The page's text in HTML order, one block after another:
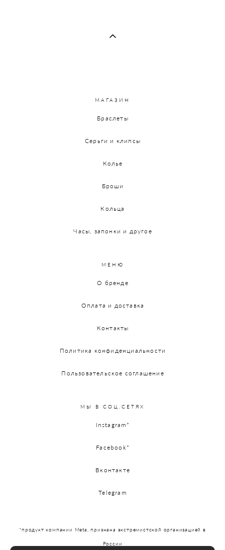
МАГАЗИН
Браслеты
Серьги и клипсы
Колье
Броши
Кольца
Часы, запонки и другое
МЕНЮ
О бренде
Оплата и доставка
Контакты
Политика конфиденциальности
Пользовательское соглашение
МЫ В СОЦ.СЕТЯХ
Instagram*
Facebook*
Вконтакте
Telegram
*продукт компании Meta, признана экстремистской организацией в
России